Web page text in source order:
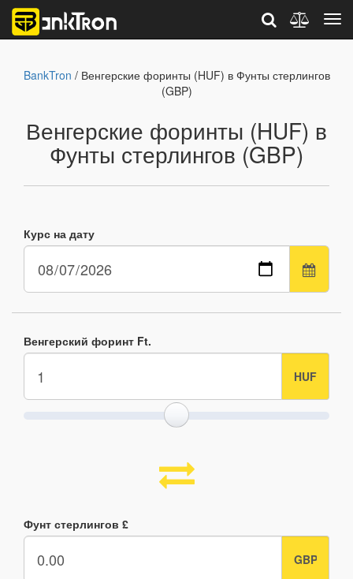
BankTron / Венгерские форинты (HUF) в Фунты стерлингов
(GBP)
Венгерские форинты (HUF) в
Фунты стерлингов (GBP)
Курс на дату
Венгерский форинт Ft.
Фунт стерлингов £